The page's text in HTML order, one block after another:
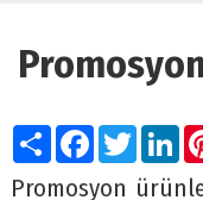
PaylaşFacebook
Promosyon